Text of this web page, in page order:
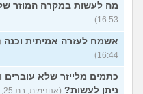
מה לעשות במקרה המוזר
16:53)
אשמח לעזרה אמיתית וכנה
16:44)
כתמים מלייזר שלא עוברים
ניתן לעשות? (אנונימית, בת 25, כתבה ב-03/08/26 16:33)